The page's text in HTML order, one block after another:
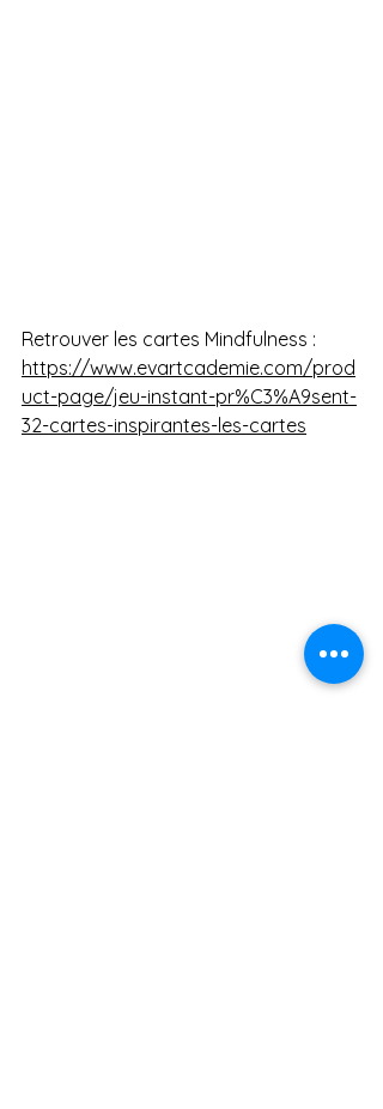
Retrouver les cartes Mindfulness :
https://www.evartcademie.com/prod
uct-page/jeu-instant-pr%C3%A9sent-
32-cartes-inspirantes-les-cartes